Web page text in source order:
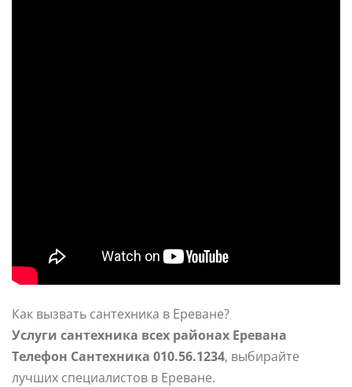
Как вызвать сантехника в Ереване?
Услуги сантехника всех районах Еревана
Телефон Сантехника 010.56.1234, выбирайте
лучших специалистов в Ереване.